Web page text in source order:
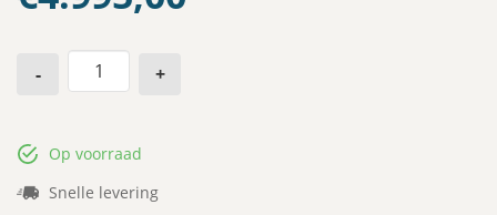
- +
Op voorraad
Snelle levering